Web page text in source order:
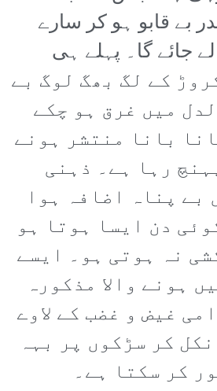
بے قابو ہو کر سارے
جائے گا۔ پہلے ہی
برس 3 کروڑ کے لگ بھگ لوگ بے
میں غرق ہو چکے
بانا منتشر ہونے
رہا ہے۔ ذہنی
بے پناہ اضافہ ہوا
دن ایسا ہوتا ہو
نہ ہوتی ہو۔ ایسے
ہونے والا مذکورہ
غیض و غضب کے لاوے
کر سڑکوں پر بہہ
کر سکتا ہے۔